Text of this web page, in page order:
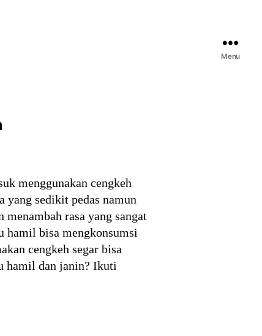
Menu
menggunakan cengkeh
yang sedikit pedas namun
menambah rasa yang sangat
hamil bisa mengkonsumsi
cengkeh segar bisa
hamil dan janin? Ikuti